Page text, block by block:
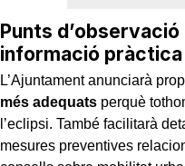
Punts
informació pràctica
L’Ajuntament anunciarà
més adequats perquè
l’eclipsi. També facilitarà
mesures preventives